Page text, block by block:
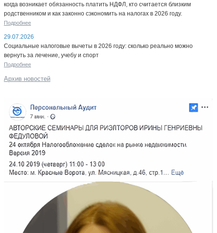
когда возникает обязанность платить НДФЛ, кто считается близким
родственником и как законно сэкономить на налогах в 2026 году.
Подробнее
29.07.2026
Социальные налоговые вычеты в 2026 году: сколько реально можно
вернуть за лечение, учебу и спорт
Подробнее
Архив новостей